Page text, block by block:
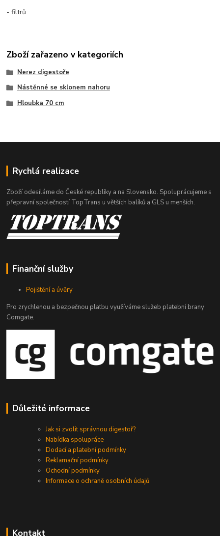
- filtrů
Zboží zařazeno v kategoriích
Nerez digestoře
Nástěnné se sklonem nahoru
Hloubka 70 cm
Rychlá realizace
Zboží odesíláme do České republiky a na Slovensko. Spoluprácujeme s
přepravní společností TopTrans u větších balíků a GLS u menších.
Finanční služby
Pojištění a úvěry
Pro zrychlenou a bezpečnou platbu využíváme služeb platební brany
Comgate.
Důležité informace
Jak si zvolit správnou digestoř?
Nabídka spolupráce
Dodací a platební podmínky
Reklamační podmínky
Ochodní podmínky
Informace o ochraně osobních údajů
Kontakt